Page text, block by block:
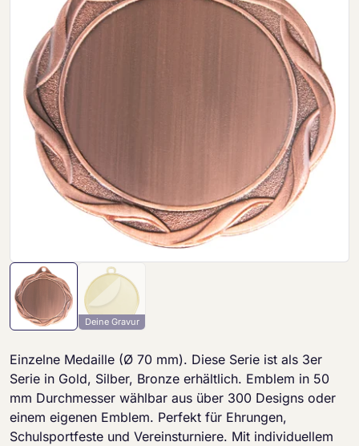
Deine Gravur
Einzelne Medaille (Ø 70 mm). Diese Serie ist als 3er
Serie in Gold, Silber, Bronze erhältlich. Emblem in 50
mm Durchmesser wählbar aus über 300 Designs oder
einem eigenen Emblem. Perfekt für Ehrungen,
Schulsportfeste und Vereinsturniere. Mit individuellem